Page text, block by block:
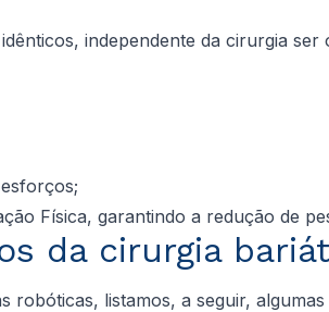
independente da cirurgia
Física, garantindo a redução de
da cirurgia
listamos, a seguir,